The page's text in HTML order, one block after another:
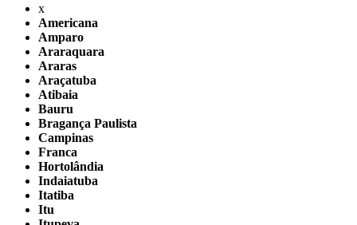
x
Americana
Amparo
Araraquara
Araras
Araçatuba
Atibaia
Bauru
Bragança Paulista
Campinas
Franca
Hortolândia
Indaiatuba
Itatiba
Itu